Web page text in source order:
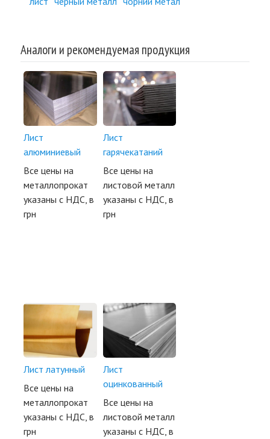
Аналоги и рекомендуемая продукция
Лист
алюминиевый
Все цены на
металлопрокат
указаны с НДС, в
грн
Лист
гарячекатаний
Все цены на
листовой металл
указаны с НДС, в
грн
Лист латунный
Все цены на
металлопрокат
указаны с НДС, в
грн
Лист
оцинкованный
Все цены на
листовой металл
указаны с НДС, в